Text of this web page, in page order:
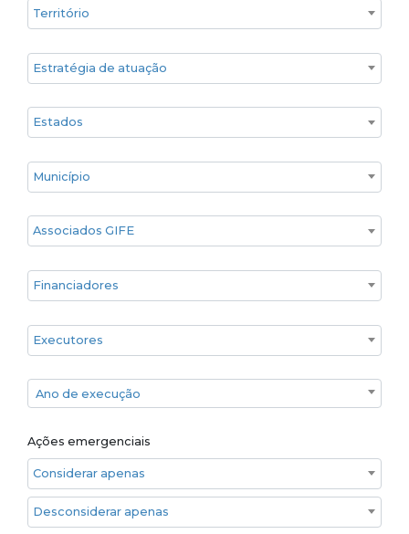
Territórios
Estratégia de atuação
Estado
Cidade
Associados GIFE
Financiadores
Executores
Ano de execução
Ano de execução
Ações emergenciais
Considerar apenas ações emergenciais
Desconsiderar apenas ações emergenciais